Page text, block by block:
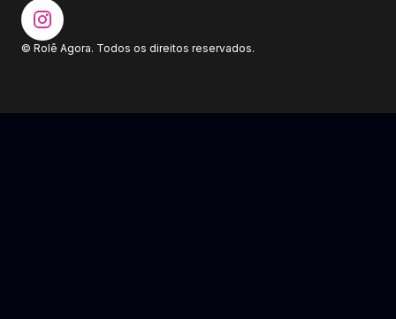
© Rolê Agora. Todos os direitos reservados.